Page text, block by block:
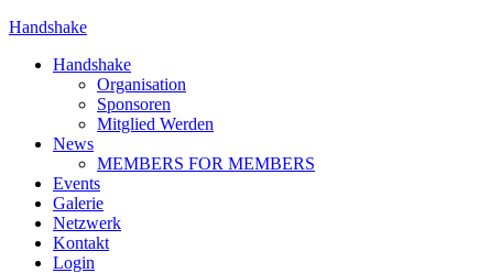
Handshake
Handshake
Organisation
Sponsoren
Mitglied Werden
News
MEMBERS FOR MEMBERS
Events
Galerie
Netzwerk
Kontakt
Login